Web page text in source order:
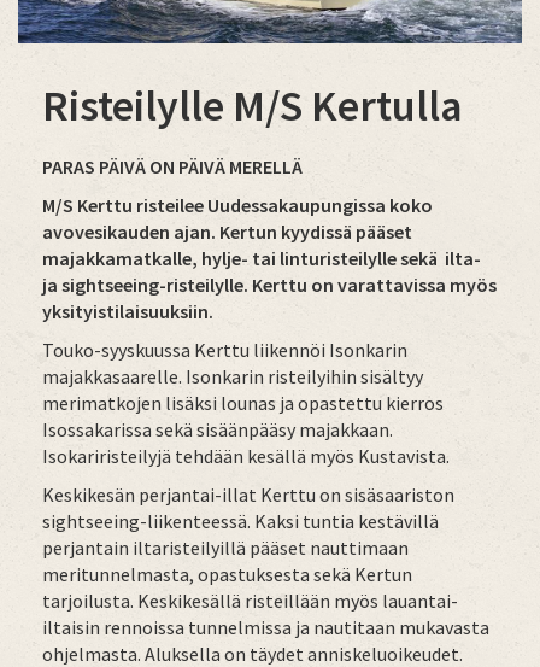
Risteilylle M/S Kertulla
PARAS PÄIVÄ ON PÄIVÄ MERELLÄ
M/S Kerttu risteilee Uudessakaupungissa koko
avovesikauden ajan. Kertun kyydissä pääset
majakkamatkalle, hylje- tai linturisteilylle sekä ilta-
ja sightseeing-risteilylle. Kerttu on varattavissa myös
yksityistilaisuuksiin.
Touko-syyskuussa Kerttu liikennöi Isonkarin
majakkasaarelle. Isonkarin risteilyihin sisältyy
merimatkojen lisäksi lounas ja opastettu kierros
Isossakarissa sekä sisäänpääsy majakkaan.
Isokariristeilyjä tehdään kesällä myös Kustavista.
Keskikesän perjantai-illat Kerttu on sisäsaariston
sightseeing-liikenteessä. Kaksi tuntia kestävillä
perjantain iltaristeilyillä pääset nauttimaan
meritunnelmasta, opastuksesta sekä Kertun
tarjoilusta. Keskikesällä risteillään myös lauantai-
iltaisin rennoissa tunnelmissa ja nautitaan mukavasta
ohjelmasta. Aluksella on täydet anniskeluoikeudet.